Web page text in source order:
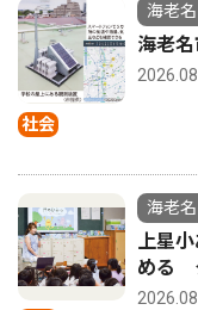
社会
海老
海老
海老
上星
める